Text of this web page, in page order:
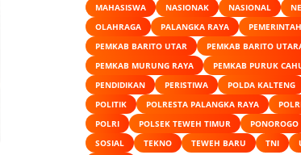
MAHASISWA
NASIONAK NASIONAL
OLAHRAGA
PALANGKA RAYA
PEMKAB BARITO UTAR
PEMKAB BARITO
PEMKAB MURUNG RAYA
PEMKAB PURUK
PENDIDIKAN
PERISTIWA
POLDA KALTENG
POLITIK
POLRESTA PALANGKA RAYA
POLRI
POLSEK TEWEH TIMUR
PONOROGO
SOSIAL
TEKNO TEWEH BARU TNI